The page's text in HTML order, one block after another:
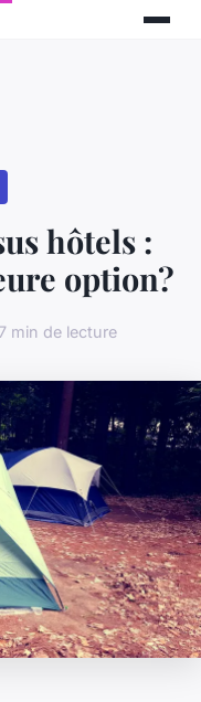
hôtels :
option?
7 min de lecture